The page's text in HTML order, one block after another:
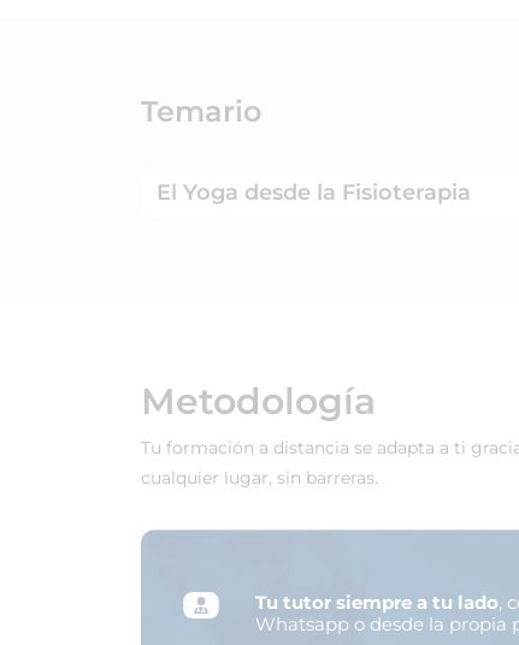
Temario
El Yoga desde la Fisioterapia
Metodología
Tu formación a distancia se adapta a ti
cualquier lugar, sin barreras.
Tu tutor siempre a tu lado,
Whatsapp o desde la propia